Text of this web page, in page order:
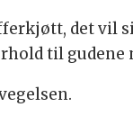
det vil
til gudene